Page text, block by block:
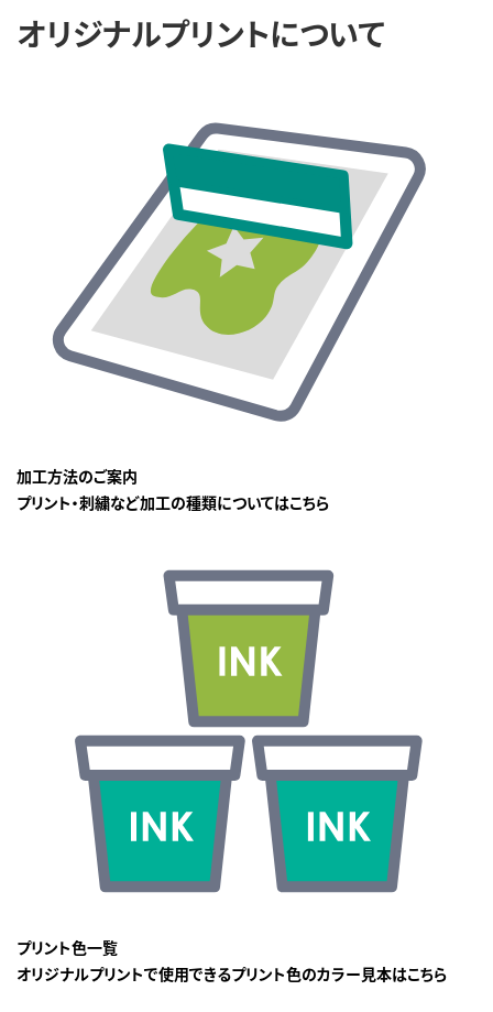
オリジナルプリントについて
加工方法のご案内
プリント・刺繍など加工の種類についてはこちら
プリント色一覧
オリジナルプリントで使用できるプリント色のカラー見本はこちら